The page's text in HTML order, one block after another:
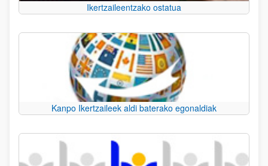
Ikertzaileentzako ostatua
Kanpo Ikertzaileek aldi baterako egonaldiak